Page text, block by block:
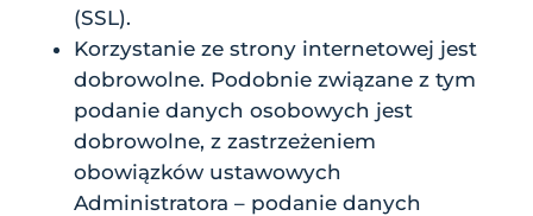
(SSL).
Korzystanie ze strony internetowej jest
dobrowolne. Podobnie związane z tym
podanie danych osobowych jest
dobrowolne, z zastrzeżeniem
obowiązków ustawowych
Administratora – podanie danych